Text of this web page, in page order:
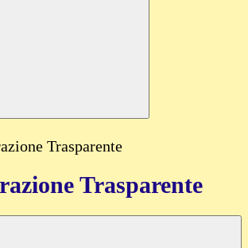
Trasparente
Trasparente